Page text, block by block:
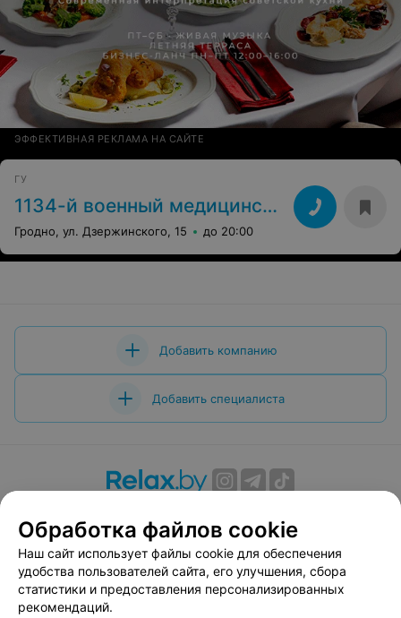
ЭФФЕКТИВНАЯ РЕКЛАМА НА САЙТЕ
ГУ
1134-й военный медицинский центр
Гродно, ул. Дзержинского, 15 до 20:00
Добавить компанию
Добавить специалиста
Вакансии
Публичный договор
Способы оплаты
Публичный договор по использованию сервиса
«Афиша»
Пользовательское соглашение
Обработка файлов cookie
Наш сайт использует файлы cookie для обеспечения
удобства пользователей сайта, его улучшения, сбора
статистики и предоставления персонализированных
рекомендаций.